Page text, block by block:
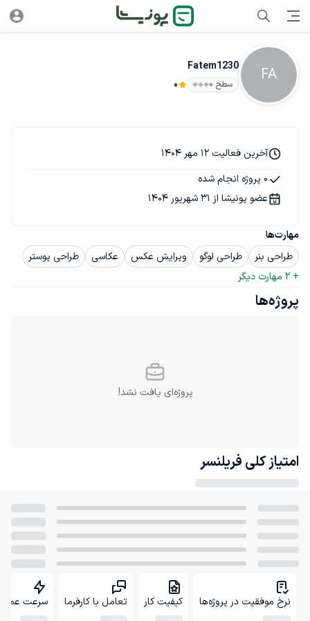
FA
Fatem1230
سطح ۰ 0
مهارت‌ها
طراحی بنر
طراحی لوگو ویرایش عکس عکاسی
طراحی پوستر
+
2 مهارت دیگر
آخرین فعالیت 12 مهر 1404
0 پروژه انجام شده
عضو پونیشا از 31 شهریور 1404
پروژه‌ها
پروژه‌ای یافت نشد!
امتیاز کلی فریلنسر
نرخ موفقیت در پروژه‌ها کیفیت کار تعامل با کارفرما سرعت عمل